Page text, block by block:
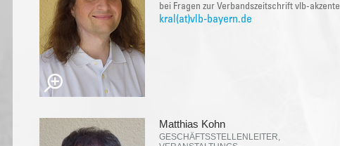
bei Fragen zur Verbandszeitschrift vlb-akzente
kral(at)vlb-bayern.de
Matthias Kohn
GESCHÄFTSSTELLENLEITER,